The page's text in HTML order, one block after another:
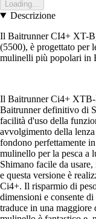
Loading...
Descrizione
Il Baitrunner CI4+ XT-
(5500), è progettato per
mulinelli più popolari in
Il Baitrunner Ci4+
Baitrunner definitivo di
facilità d'uso della
avvolgimento della
fondono perfettamente
mulinello per la pesca a
Shimano facile da
e questa versione è
Ci4+. Il risparmio di
dimensioni e consente
traduce in una